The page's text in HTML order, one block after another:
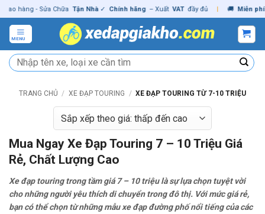
Skip
to
content
- Sửa Chữa Tận Nhà ✓ Chính hãng – Xuất VAT đầy đủ | 🚚 Miễn phí giao
MENU
Tìm
kiếm:
TRANG CHỦ / XE ĐẠP TOURING / XE ĐẠP TOURING TỪ 7-10 TRIỆU
Mua Ngay Xe Đạp Touring 7 – 10 Triệu Giá
Rẻ, Chất Lượng Cao
Xe đạp touring trong tầm giá 7 – 10 triệu là sự lựa chọn tuyệt vời
cho những người yêu thích di chuyển trong đô thị. Với mức giá rẻ,
bạn có thể chọn từ những mẫu xe đạp đường phố nổi tiếng của các